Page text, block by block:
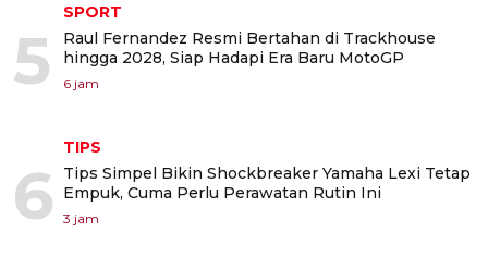
5
SPORT
Raul Fernandez Resmi Bertahan di Trackhouse
hingga 2028, Siap Hadapi Era Baru MotoGP
6 jam
6
TIPS
Tips Simpel Bikin Shockbreaker Yamaha Lexi Tetap
Empuk, Cuma Perlu Perawatan Rutin Ini
3 jam